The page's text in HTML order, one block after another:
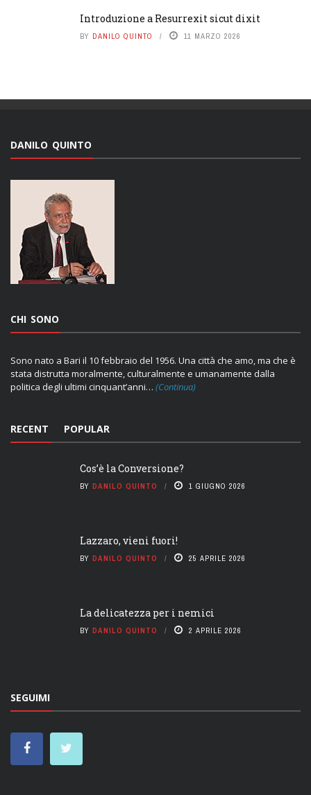
Introduzione a Resurrexit sicut dixit
BY DANILO QUINTO 11 MARZO 2026
DANILO QUINTO
CHI SONO
Sono nato a Bari il 10 febbraio del 1956. Una città che amo, ma che è
stata distrutta moralmente, culturalmente e umanamente dalla
politica degli ultimi cinquant’anni… (Continua)
RECENT POPULAR
Cos’è la Conversione?
BY DANILO QUINTO 1 GIUGNO 2026
Lazzaro, vieni fuori!
BY DANILO QUINTO 25 APRILE 2026
La delicatezza per i nemici
BY DANILO QUINTO 2 APRILE 2026
SEGUIMI